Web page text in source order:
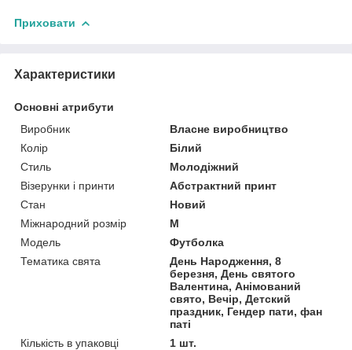
Приховати
Характеристики
Основні атрибути
Виробник
Власне виробництво
Колір
Білий
Стиль
Молодіжний
Візерунки і принти
Абстрактний принт
Стан
Новий
Міжнародний розмір
M
Модель
Футболка
Тематика свята
День Народження, 8
березня, День святого
Валентина, Анімований
свято, Вечір, Детский
праздник, Гендер пати, фан
паті
Кількість в упаковці
1 шт.